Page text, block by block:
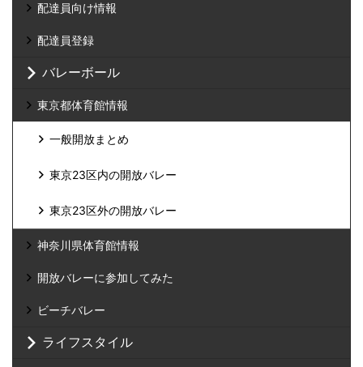
配達員向け情報
配達員登録
バレーボール
東京都体育館情報
一般開放まとめ
東京23区内の開放バレー
東京23区外の開放バレー
神奈川県体育館情報
開放バレーに参加してみた
ビーチバレー
ライフスタイル